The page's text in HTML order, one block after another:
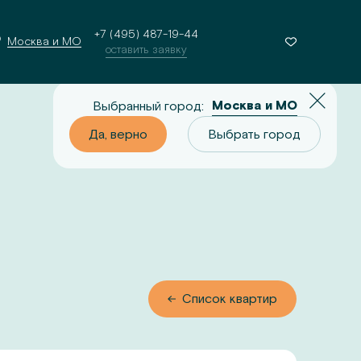
Москва и МО
+7 (495) 487-19-44
оставить заявку
Список квартир
Выбранный город: Москва и МО
Да, верно
Выбрать город Выбрать город